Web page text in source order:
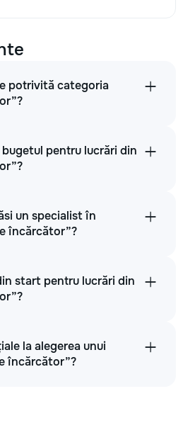
potrivită categoria
pentru lucrări din
un specialist în
încărcător”?
start pentru lucrări din
la alegerea unui
încărcător”?